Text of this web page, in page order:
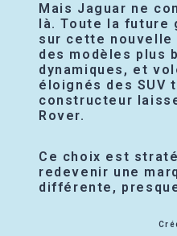
Mais Jaguar ne
là. Toute la future
sur cette nouvelle
des modèles plus
dynamiques, et
éloignés des SUV
constructeur
Rover.
Ce choix est
redevenir une
différente,